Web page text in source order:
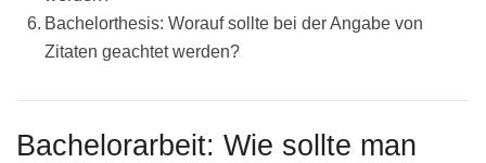
Bachelorthesis: Worauf sollte bei der Angabe von
Zitaten geachtet werden?
Bachelorarbeit: Wie sollte man